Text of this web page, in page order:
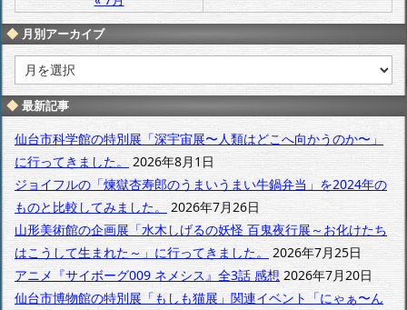
月別アーカイブ
別
ア
ー
カ
イ
ブ
最新記事
仙台市科学館の特別展「深宇宙展〜人類はどこへ向かうのか〜」
に行ってきました。
2026年8月1日
ジョイフルの「煉獄杏寿郎のうまいうまい牛鍋弁当」を2024年の
ものと比較してみました。 2026年7月26日
山形美術館の企画展「水木しげるの妖怪 百鬼夜行展～お化けたち
はこうして生まれた～」に行ってきました。 2026年7月25日
アニメ『サイボーグ009 ネメシス』全3話 感想 2026年7月20日
仙台市博物館の特別展「もしも猫展」関連イベント「にゃぁ〜ん